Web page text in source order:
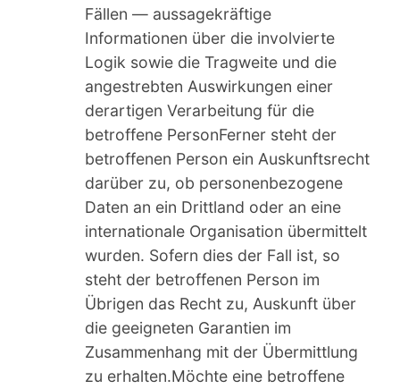
Fällen — aussagekräftige
Informationen über die involvierte
Logik sowie die Tragweite und die
angestrebten Auswirkungen einer
derartigen Verarbeitung für die
betroffene PersonFerner steht der
betroffenen Person ein Auskunftsrecht
darüber zu, ob personenbezogene
Daten an ein Drittland oder an eine
internationale Organisation übermittelt
wurden. Sofern dies der Fall ist, so
steht der betroffenen Person im
Übrigen das Recht zu, Auskunft über
die geeigneten Garantien im
Zusammenhang mit der Übermittlung
zu erhalten.Möchte eine betroffene